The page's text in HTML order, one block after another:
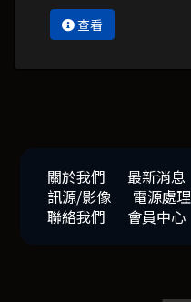
查看
關於我們 最新消息
訊源/影像
電源處理
聯絡我們
會員中心